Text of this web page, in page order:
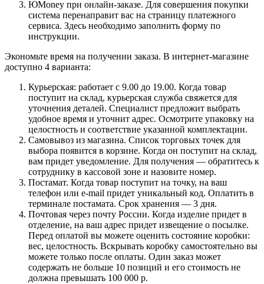
ЮMoney при онлайн-заказе. Для совершения покупки
система перенаправит вас на страницу платежного
сервиса. Здесь необходимо заполнить форму по
инструкции.
Экономьте время на получении заказа. В интернет-магазине
доступно 4 варианта:
Курьерская: работает с 9.00 до 19.00. Когда товар
поступит на склад, курьерская служба свяжется для
уточнения деталей. Специалист предложит выбрать
удобное время и уточнит адрес. Осмотрите упаковку на
целостность и соответствие указанной комплектации.
Самовывоз из магазина. Список торговых точек для
выбора появится в корзине. Когда он поступит на склад,
вам придет уведомление. Для получения — обратитесь к
сотруднику в кассовой зоне и назовите номер.
Постамат. Когда товар поступит на точку, на ваш
телефон или e-mail придет уникальный код. Оплатить в
терминале постамата. Срок хранения — 3 дня.
Почтовая через почту России. Когда изделие придет в
отделение, на ваш адрес придет извещение о посылке.
Перед оплатой вы можете оценить состояние коробки:
вес, целостность. Вскрывать коробку самостоятельно вы
можете только после оплаты. Один заказ может
содержать не больше 10 позиций и его стоимость не
должна превышать 100 000 р.